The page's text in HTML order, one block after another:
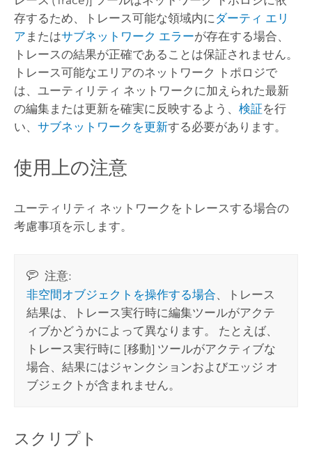
存するため、トレース可能な領域内に ダーティ エリ
ア またはサブネットワーク エラーが存在する場合、
トレースの結果が正確であることは保証されません。
トレース可能なエリアのネットワーク トポロジで
は、ユーティリティ ネットワークに加えられた最新
の編集または更新を確実に反映するよう、 検証を行
い、 サブネットワークを更新する必要があります。
使用上の注意
ユーティリティ ネットワークをトレースする場合の
考慮事項を示します。
注意:
非空間オブジェクトを操作する場合、トレース
結果は、トレース実行時に編集ツールがアクテ
ィブかどうかによって異なります。 たとえば、
トレース実行時に [移動] ツールがアクティブな
場合、結果にはジャンクションおよびエッジ オ
ブジェクトが含まれません。
スクリプト